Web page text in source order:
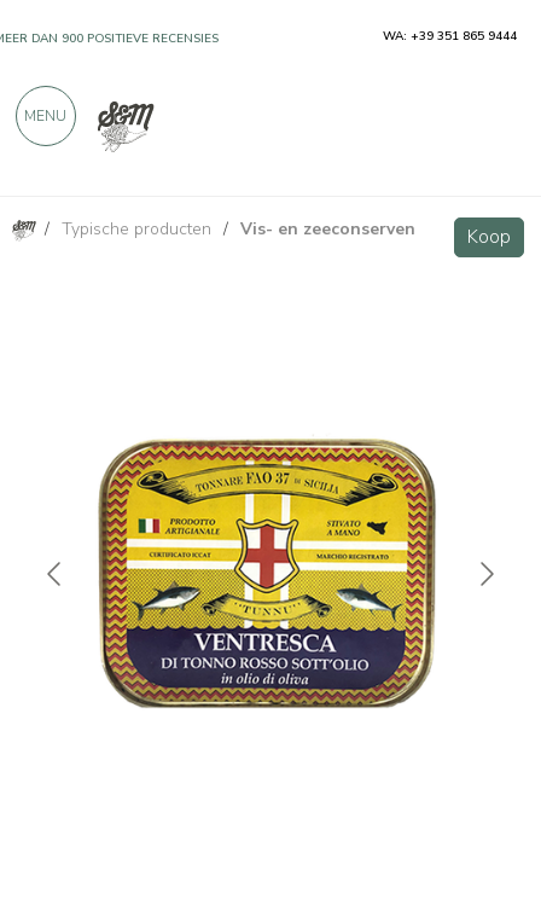
/ Typische producten / Vis- en zeeconserven Koop
Tonijnfilet in olijfolie 330g Koop
DAN 900 POSITIEVE RECENSIES WA: +39 351 865 9444
MENU